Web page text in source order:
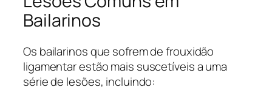
Bailarinos
Os bailarinos que sofrem de frouxidão
ligamentar estão mais suscetíveis a uma
série de lesões, incluindo: